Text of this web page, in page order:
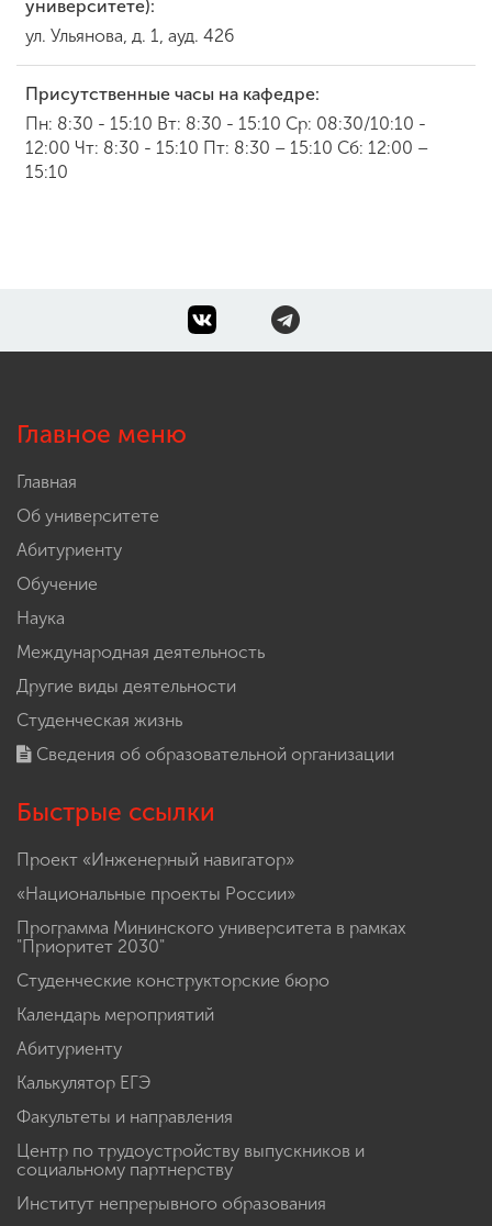
университете):
ул. Ульянова, д. 1, ауд. 426
Присутственные часы на кафедре:
Пн: 8:30 - 15:10 Вт: 8:30 - 15:10 Ср: 08:30/10:10 -
12:00 Чт: 8:30 - 15:10 Пт: 8:30 – 15:10 Сб: 12:00 –
15:10
Главное меню
Главная
Об университете
Абитуриенту
Обучение
Наука
Международная деятельность
Другие виды деятельности
Студенческая жизнь
Сведения об образовательной организации
Быстрые ссылки
Проект «Инженерный навигатор»
«Национальные проекты России»
Программа Мининского университета в рамках
"Приоритет 2030"
Студенческие конструкторские бюро
Календарь мероприятий
Абитуриенту
Калькулятор ЕГЭ
Факультеты и направления
Центр по трудоустройству выпускников и
социальному партнерству
Институт непрерывного образования